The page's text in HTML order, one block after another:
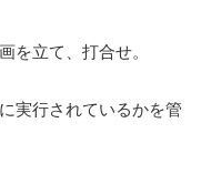
を立て、打合せ。
実行されているかを管